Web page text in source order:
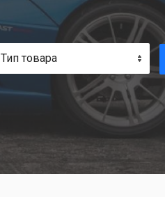
Тип товара